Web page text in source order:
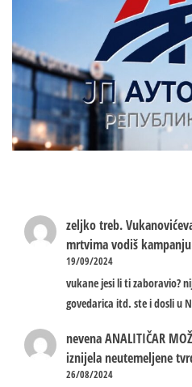
zeljko treb.
mrtvima vodiš
19/09/2024
vukane jesi li ti zaboravio?
govedarica itd. ste i dosli u
nevenaANALITIČAR
iznijela neutemeljene
26/08/2024